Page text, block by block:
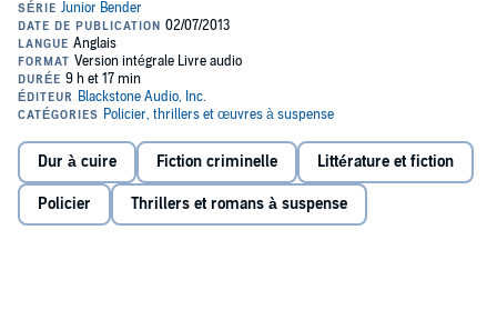
Dressler wants Junior to solve a crime he believes was committed
more than 70 years ago, when an old friend of his, once-famous
starlet Dolores La Marr, had her career destroyed after
compromising photos were taken of her at a Las Vegas party.
Dressler wants justice for Dolores and the shining career she never
had.
Junior can’t help but think the whole thing is a little crazy. After all,
it’s been 70 years. Even if someone did set Dolores up for a fall from
grace, they’re probably long dead now. But he can’t say no to Irwin
Dressler - no one can, really - so he starts digging. What he finds is
that some vendettas never die; they only get more dangerous.
©2013 Timothy Hallinan (P)2013 Blackstone Audiobooks
Dur à cuire
Fiction criminelle Littérature et fiction
Policier Thrillers et romans à suspense